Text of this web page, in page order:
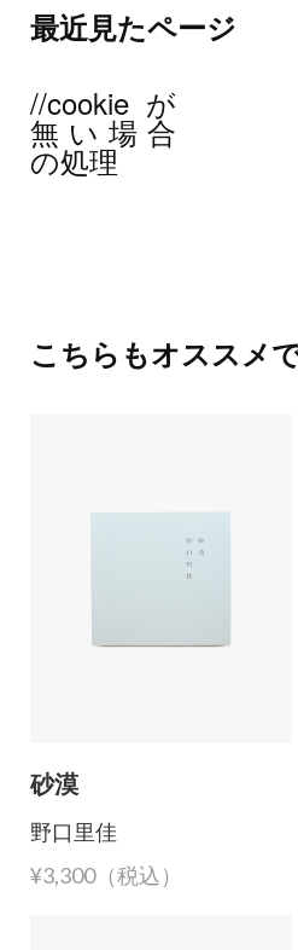
最近見たページ
//cookieが
無い場合
の処理
こちらもオススメ
砂漠
野口里佳
¥3,300（税込）